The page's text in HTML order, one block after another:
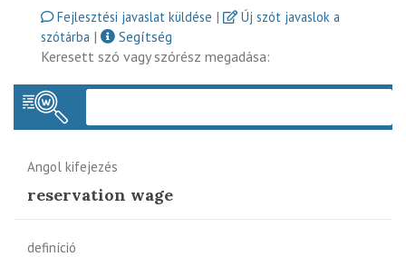
Fejlesztési javaslat küldése |
Új szót javaslok a
szótárba |
Segítség
Keresett szó vagy szórész megadása:
Angol kifejezés
reservation wage
definíció